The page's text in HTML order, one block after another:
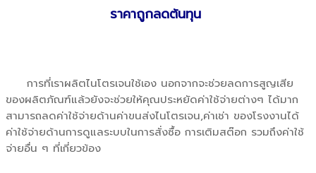
ราคาถูกลดต้นทุน
การที่เราผลิตไนโตรเจนใช้เอง นอกจากจะช่วยลดการสูญเสีย
ของผลิตภัณฑ์แล้วยังจะช่วยให้คุณประหยัดค่าใช้จ่ายต่างๆ ได้มาก
สามารถลดค่าใช้จ่ายด้านค่าขนส่งไนโตรเจน,ค่าเช่า ของโรงงานได้
ค่าใช้จ่ายด้านการดูแลระบบในการสั่งซื้อ การเติมสต๊อก รวมถึงค่าใช้
จ่ายอื่น ๆ ที่เกี่ยวข้อง